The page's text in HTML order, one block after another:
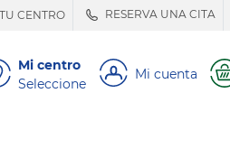
CENTRO RESERVA UNA CITA
Mi centro
Seleccione
Mi cuenta